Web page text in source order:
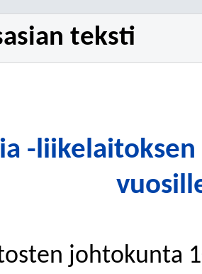
teksti
-
johtokunta